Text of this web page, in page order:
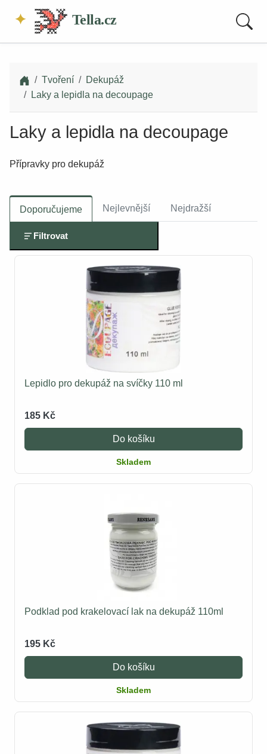
Tella.cz
Tvoření
Dekupáž
Laky a lepidla na decoupage
Laky a lepidla na decoupage
Přípravky pro dekupáž
Doporučujeme Nejlevnější Nejdražší
Filtrovat
Lepidlo pro dekupáž na svíčky 110 ml
185 Kč
Do košíku
Skladem
Podklad pod krakelovací lak na dekupáž 110ml
195 Kč
Do košíku
Skladem